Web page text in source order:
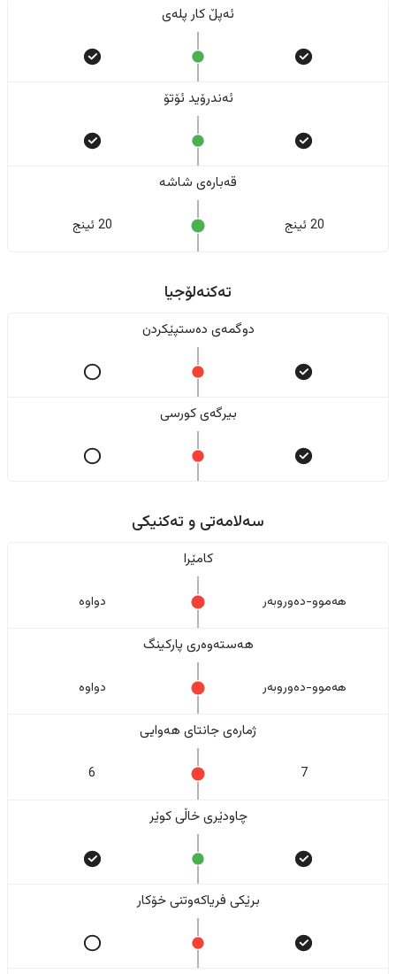
ئەپڵ کار پلەی
ئەندرۆید ئۆتۆ
قەبارەی شاشە
20 ئینج 20 ئینج
تەکنەلۆجیا
دوگمەی دەستپێکردن
بیرگەی کورسی
سەلامەتی و تەکنیکی
کامێرا
هەموو-دەوروبەر دواوە
هەستەوەری پارکینگ
هەموو-دەوروبەر دواوە
ژمارەی جانتای هەوایی
7
6
چاودێری خاڵی کوێر
برێکی فریاکەوتنی خۆکار